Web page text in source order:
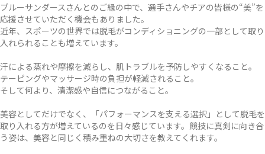
ブルーサンダースさんとのご縁の中で、選手さんやチアの皆様の“美”を
応援させていただく機会もありました。
近年、スポーツの世界では脱毛がコンディショニングの一部として取り
入れられることも増えています。
汗による蒸れや摩擦を減らし、肌トラブルを予防しやすくなること。
テーピングやマッサージ時の負担が軽減されること。
そして何より、清潔感や自信につながること。
美容としてだけでなく、「パフォーマンスを支える選択」として脱毛を
取り入れる方が増えているのを日々感じています。競技に真剣に向き合
う姿は、美容と同じく積み重ねの大切さを教えてくれます。